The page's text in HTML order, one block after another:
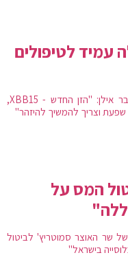
עמיד לטיפולים
פרופ' סיריל כהן, מומחה למערכת החיסון מאוניברסיטת בר אילן: "הזן החדש - XBB15,
וצריך להמשיך להיזהר"
המס על
שר האוצר סמוטריץ' לביטול
בישראל"